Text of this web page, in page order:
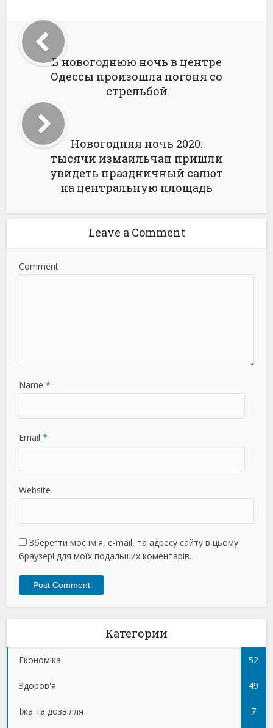
В новогоднюю ночь в центре
Одессы произошла погоня со
стрельбой
Новогодняя ночь 2020:
тысячи измаильчан пришли
увидеть праздничный салют
на центральную площадь
Leave a Comment
Comment
Name *
Email *
Website
Зберегти моє ім'я, e-mail, та адресу сайту в цьому
браузері для моїх подальших коментарів.
Категории
Економіка 52
Здоров'я 49
Їжа та дозвілля 7